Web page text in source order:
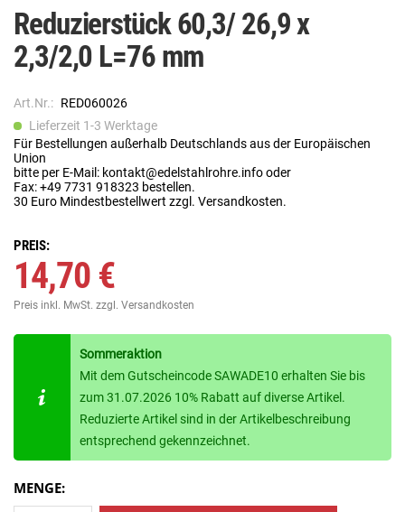
Reduzierstück 60,3/ 26,9 x
2,3/2,0 L=76 mm
Art.Nr.: RED060026
Lieferzeit 1-3 Werktage
Für Bestellungen außerhalb Deutschlands aus der Europäischen
Union
bitte per E-Mail: kontakt@edelstahlrohre.info oder
Fax: +49 7731 918323 bestellen.
30 Euro Mindestbestellwert zzgl. Versandkosten.
PREIS:
14,70 €
Preis inkl. MwSt. zzgl. Versandkosten
Sommeraktion
Mit dem Gutscheincode SAWADE10 erhalten Sie bis
zum 31.07.2026 10% Rabatt auf diverse Artikel.
Reduzierte Artikel sind in der Artikelbeschreibung
entsprechend gekennzeichnet.
MENGE: